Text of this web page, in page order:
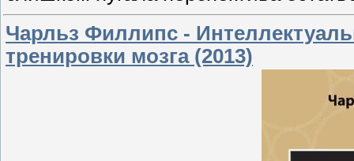
Чарльз Филлипс -
тренировки мозга (2013)